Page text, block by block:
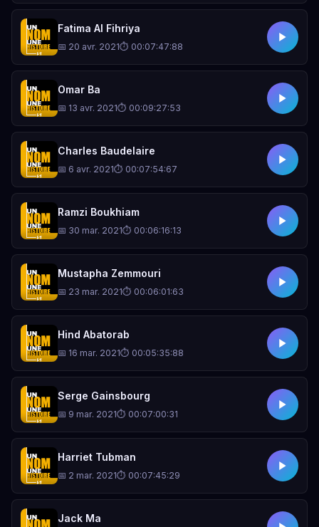
Fatima Al Fihriya
📅 20 avr. 2021⏱ 00:07:47:88
Omar Ba
📅 13 avr. 2021⏱ 00:09:27:53
Charles Baudelaire
📅 6 avr. 2021⏱ 00:07:54:67
Ramzi Boukhiam
📅 30 mar. 2021⏱ 00:06:16:13
Mustapha Zemmouri
📅 23 mar. 2021⏱ 00:06:01:63
Hind Abatorab
📅 16 mar. 2021⏱ 00:05:35:88
Serge Gainsbourg
📅 9 mar. 2021⏱ 00:07:00:31
Harriet Tubman
📅 2 mar. 2021⏱ 00:07:45:29
Jack Ma